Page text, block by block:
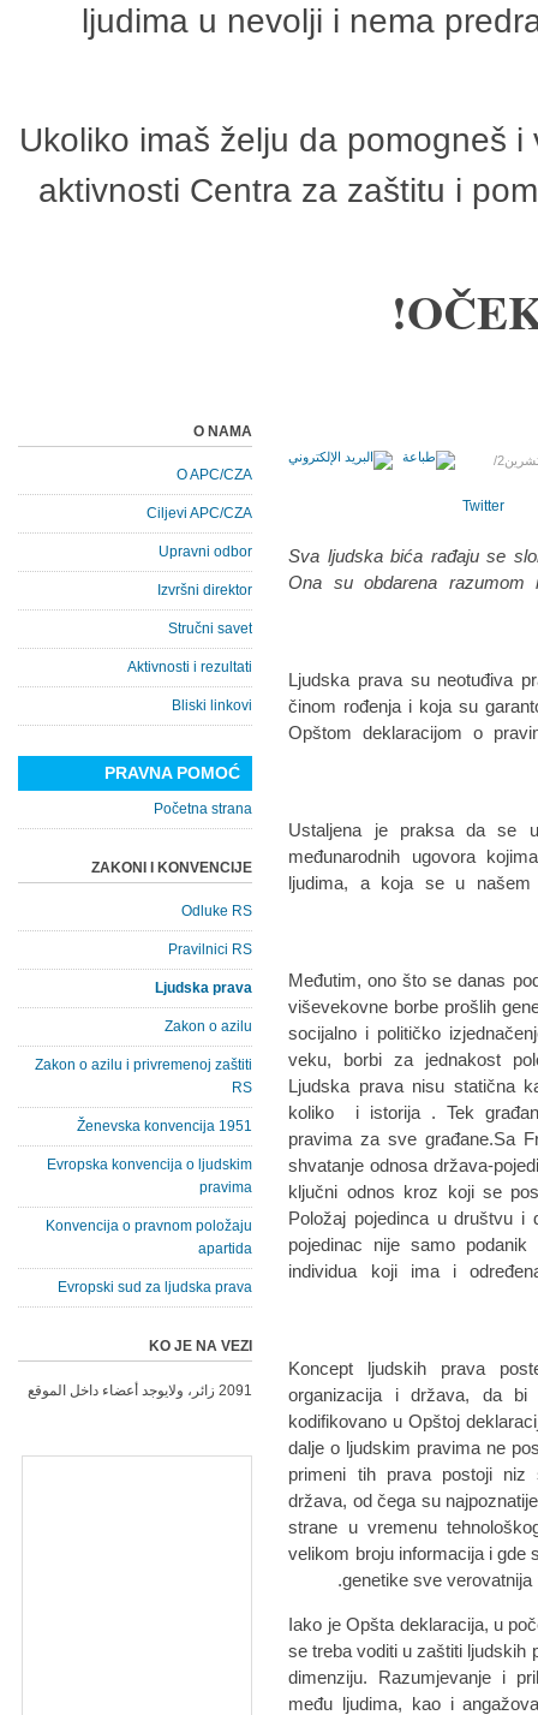
ljudima u nevolji i nema
Ukoliko imaš želju da pomogneš
aktivnosti Centra za zaštitu i
12 تشرين2/
Twitter
“Sva ljudska bića rađaju se
Ona su obdarena
Ljudska prava su neotuđiva
činom rođenja i koja su
Opštom deklaracijom o
Ustaljena je praksa da se u
međunarodnih ugovora
ljudima, a koja se u
Međutim, ono što se danas
viševekovne borbe prošlih
socijalno i političko
veku, borbi za jednakost
Ljudska prava nisu statična
koliko i istorija . Tek
pravima za sve građane.Sa
shvatanje odnosa država-
ključni odnos kroz koji se
Položaj pojedinca u društvu
pojedinac nije samo
individua koji ima i
Koncept ljudskih prava
organizacija i država, da bi
kodifikovano u Opštoj
dalje o ljudskim pravima ne
primeni tih prava postoji niz
država, od čega su
strane u vremenu
velikom broju informacija i gde
genetike sve verovatnija
Iako je Opšta deklaracija, u
se treba voditi u zaštiti ljudskih
dimenziju. Razumjevanje i
među ljudima, kao i
O NAMA
O APC/CZA
Ciljevi APC/CZA
Upravni odbor
Izvršni direktor
Stručni savet
Aktivnosti i rezultati
Bliski linkovi
PRAVNA POMOĆ
Početna strana
ZAKONI I KONVENCIJE
Odluke RS
Pravilnici RS
Ljudska prava
Zakon o azilu
Zakon o azilu i privremenoj zaštiti
RS
Ženevska konvencija 1951
Evropska konvencija o ljudskim
pravima
Konvencija o pravnom položaju
apartida
Evropski sud za ljudska prava
KO JE NA VEZI
2091 زائر، ولايوجد أعضاء داخل الموقع